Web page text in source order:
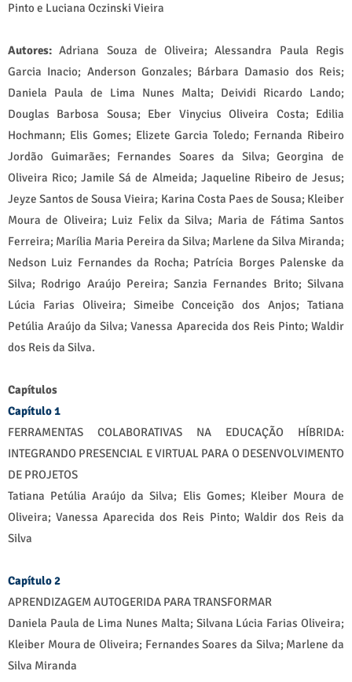
Pinto e Luciana Oczinski Vieira
Autores:Adriana Souza de Oliveira; Alessandra Paula Regis
Garcia Inacio; Anderson Gonzales; Bárbara Damasio dos Reis;
Daniela Paula de Lima Nunes Malta; Deividi Ricardo Lando;
Douglas Barbosa Sousa; Eber Vinycius Oliveira Costa; Edilia
Hochmann; Elis Gomes; Elizete Garcia Toledo; Fernanda Ribeiro
Jordão Guimarães; Fernandes Soares da Silva; Georgina de
Oliveira Rico; Jamile Sá de Almeida; Jaqueline Ribeiro de Jesus;
Jeyze Santos de Sousa Vieira; Karina Costa Paes de Sousa; Kleiber
Moura de Oliveira; Luiz Felix da Silva; Maria de Fátima Santos
Ferreira; Marília Maria Pereira da Silva; Marlene da Silva Miranda;
Nedson Luiz Fernandes da Rocha; Patrícia Borges Palenske da
Silva; Rodrigo Araújo Pereira; Sanzia Fernandes Brito; Silvana
Lúcia Farias Oliveira; Simeibe Conceição dos Anjos; Tatiana
Petúlia Araújo da Silva; Vanessa Aparecida dos Reis Pinto; Waldir
dos Reis da Silva.
Capítulos
Capítulo 1
FERRAMENTAS COLABORATIVAS NA EDUCAÇÃO HÍBRIDA:
INTEGRANDO PRESENCIAL E VIRTUAL PARA O DESENVOLVIMENTO
DE PROJETOS
Tatiana Petúlia Araújo da Silva; Elis Gomes; Kleiber Moura de
Oliveira; Vanessa Aparecida dos Reis Pinto; Waldir dos Reis da
Silva
Capítulo 2
APRENDIZAGEM AUTOGERIDA PARA TRANSFORMAR
Daniela Paula de Lima Nunes Malta; Silvana Lúcia Farias Oliveira;
Kleiber Moura de Oliveira; Fernandes Soares da Silva; Marlene da
Silva Miranda